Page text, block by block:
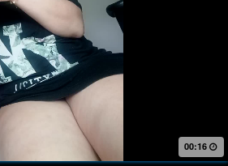
00:16